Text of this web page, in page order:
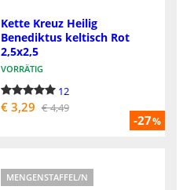
-27%
Kette Kreuz Heilig
Benediktus keltisch Rot
2,5x2,5
VORRÄTIG
12
€ 3,29 € 4,49
MENGENSTAFFEL/N